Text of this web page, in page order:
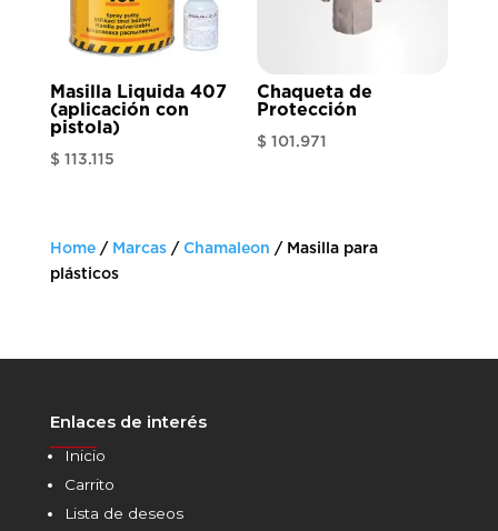
Masilla Liquida 407
(aplicación con
pistola)
$ 113.115
Chaqueta de
Protección
$ 101.971
Home/ Marcas/ Chamaleon / Masilla para
plásticos
Enlaces de interés
Inicio
Carrito
Lista de deseos